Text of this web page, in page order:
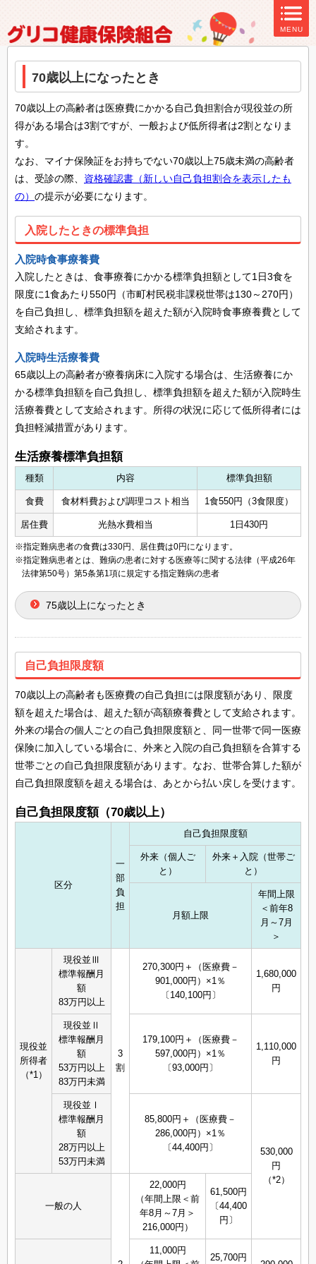
MENU
70歳以上になったとき
70歳以上の高齢者は医療費にかかる自己負担割合が現役並の所
得がある場合は3割ですが、一般および低所得者は2割となりま
す。
なお、マイナ保険証をお持ちでない70歳以上75歳未満の高齢者
は、受診の際、 資格確認書（新しい自己負担割合を表示したも
の） の提示が必要になります。
入院したときの標準負担
入院時食事療養費
入院したときは、食事療養にかかる標準負担額として1日3食を
限度に1食あたり550円（市町村民税非課税世帯は130～270円）
を自己負担し、標準負担額を超えた額が入院時食事療養費として
支給されます。
入院時生活療養費
65歳以上の高齢者が療養病床に入院する場合は、生活療養にか
かる標準負担額を自己負担し、標準負担額を超えた額が入院時生
活療養費として支給されます。所得の状況に応じて低所得者には
負担軽減措置があります。
生活療養標準負担額
種類 内容 標準負担額
食費 食材料費および調理コスト相当 1食550円（3食限度）
居住費 光熱水費相当 1日430円
※指定難病患者の食費は330円、居住費は0円になります。
※指定難病患者とは、難病の患者に対する医療等に関する法律（平成26年
法律第50号）第5条第1項に規定する指定難病の患者
75歳以上になったとき
自己負担限度額
70歳以上の高齢者も医療費の自己負担には限度額があり、限度
額を超えた場合は、超えた額が高額療養費として支給されます。
外来の場合の個人ごとの自己負担限度額と、同一世帯で同一医療
保険に加入している場合に、外来と入院の自己負担額を合算する
世帯ごとの自己負担限度額があります。なお、世帯合算した額が
自己負担限度額を超える場合は、あとから払い戻しを受けます。
自己負担限度額（70歳以上）
区分
一
部
負
担
自己負担限度額
外来（個人ご
と）
外来＋入院（世帯ご
と）
月額上限
年間上限
＜前年8
月～7月
＞
現役並
所得者
（*1）
現役並Ⅲ
標準報酬月
額
83万円以上
3
割
270,300円＋（医療費－
901,000円）×1％
〔140,100円〕
1,680,000
円
現役並Ⅱ
標準報酬月
額
53万円以上
83万円未満
179,100円＋（医療費－
597,000円）×1％
〔93,000円〕
1,110,000
円
現役並Ⅰ
標準報酬月
額
28万円以上
53万円未満
85,800円＋（医療費－
286,000円）×1％
〔44,400円〕
530,000
円
（*2）
一般の人
22,000円
（年間上限＜前
年8月～7月＞
216,000円）
61,500円
〔44,400
円〕
11,000円
25,700円